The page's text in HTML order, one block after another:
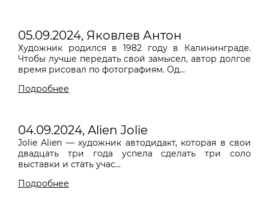
05.09.2024, Яковлев Антон
Художник родился в 1982 году в Калининграде.
Чтобы лучше передать свой замысел, автор долгое
время рисовал по фотографиям. Од...
Подробнее
04.09.2024, Alien Jolie
Jolie Alien — художник автодидакт, которая в свои
двадцать три года успела сделать три соло
выставки и стать учас...
Подробнее